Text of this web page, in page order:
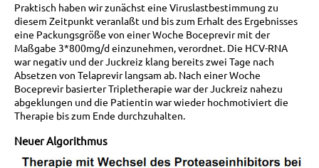
Praktisch haben wir zunächst eine Viruslastbestimmung zu
diesem Zeitpunkt veranlaßt und bis zum Erhalt des Ergebnisses
eine Packungsgröße von einer Woche Boceprevir mit der
Maßgabe 3*800mg/d einzunehmen, verordnet. Die HCV-RNA
war negativ und der Juckreiz klang bereits zwei Tage nach
Absetzen von Telaprevir langsam ab. Nach einer Woche
Boceprevir basierter Tripletherapie war der Juckreiz nahezu
abgeklungen und die Patientin war wieder hochmotiviert die
Therapie bis zum Ende durchzuhalten.
Neuer Algorithmus